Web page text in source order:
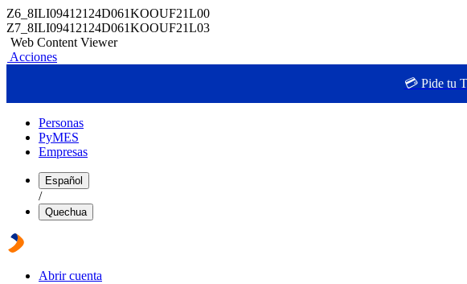
Z6_8ILI09412124D061KOOUF21L00
Z7_8ILI09412124D061KOOUF21L03
Web Content Viewer
Acciones
💳 Pide tu
Personas
PyMES
Empresas
Español
/
Quechua
Abrir cuenta